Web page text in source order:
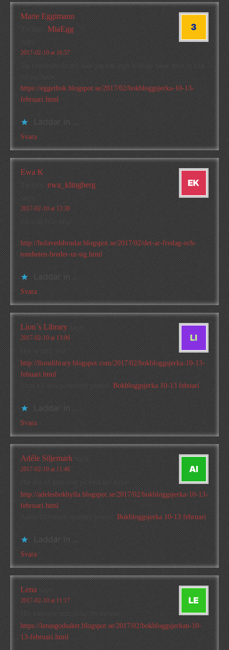
Marie Eggimann
MiaEgg
2017-02-10 at 16:57
https://eggetbok.blogspot.se/2017/02/bokbloggsjerka-10-13-
februari.html
Laddar in …
Svara
Ewa K
ewa_klingberg
2017-02-10 at 13:30
http://holavedsbrudar.blogspot.se/2017/02/det-ar-fredag-och-
tomheten-breder-ut-sig.html
Laddar in …
Svara
Lion´s Library
2017-02-10 at 13:06
http://lionslibrary.blogspot.com/2017/02/bokbloggsjerka-10-13-
febuari.html
Lion´s Library recently posted.. Bokbloggsjerka 10-13 febuari
Laddar in …
Svara
Adéle Siljemark
2017-02-10 at 11:46
http://adelesbokhylla.blogspot.se/2017/02/bokbloggsjerka-10-13-
februari.html
Bokbloggsjerka 10-13 februari
Laddar in …
Svara
Lena
2017-02-10 at 11:17
Här kommer min jerka för veckan:
https://lenasgodsaker.blogspot.se/2017/02/bokbloggsjerkan-10-
13-februari.html